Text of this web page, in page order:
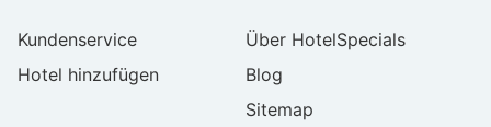
Kundenservice
Hotel hinzufügen
Über HotelSpecials
Blog
Sitemap